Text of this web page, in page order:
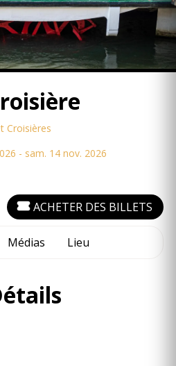
Croisières
- sam. 14 nov. 2026
Médias Lieu
ACHETER DES BILLETS